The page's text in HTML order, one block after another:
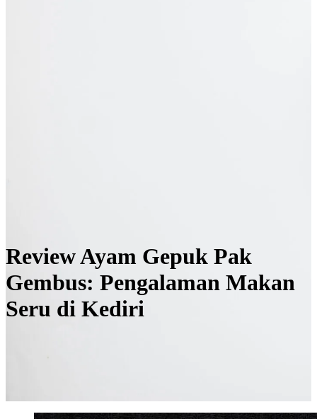
Review Ayam Gepuk Pak
Gembus: Pengalaman Makan
Seru di Kediri